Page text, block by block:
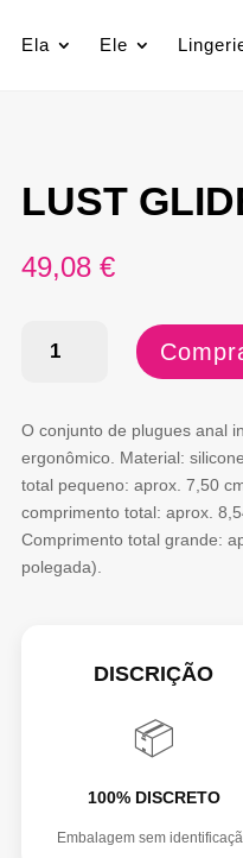
Ela Ele
LUST
49,08 €
GLIDER
CLASSIC
PLUG
SET
O conjunto de plugues anal
ergonômico. Material:
total pequeno: aprox. 7,50
comprimento total: aprox.
Comprimento total grande:
polegada).
DISCRIÇÃO
📦
100% DISCRETO
Embalagem sem